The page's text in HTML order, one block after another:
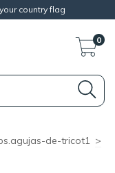
country flag
0
de-tricot1 >